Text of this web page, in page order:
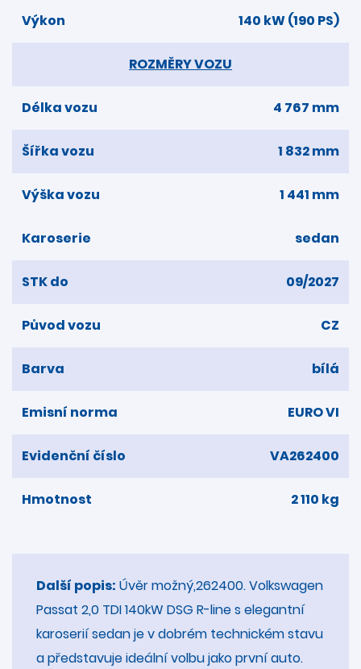
Výkon 140 kW (190 PS)
ROZMĚRY VOZU
Délka vozu 4 767 mm
Šířka vozu 1 832 mm
Výška vozu 1 441 mm
Karoserie sedan
STK do 09/2027
Původ vozu CZ
Barva bílá
Emisní norma EURO VI
Evidenční číslo VA262400
Hmotnost 2 110 kg
Další popis: Úvěr možný,262400. Volkswagen
Passat 2,0 TDI 140kW DSG R-line s elegantní
karoserií sedan je v dobrém technickém stavu
a představuje ideální volbu jako první auto.